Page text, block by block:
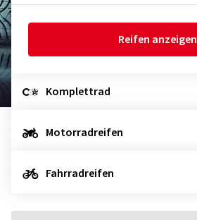
Reifen anzeigen
Komplettrad
Motorradreifen
Fahrradreifen